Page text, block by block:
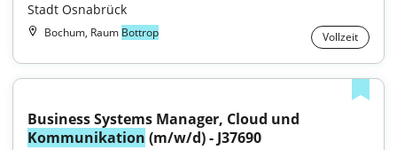
Stadt Osnabrück
Bochum, Raum Bottrop Vollzeit
Kommunikation (m/w/d) - J37690